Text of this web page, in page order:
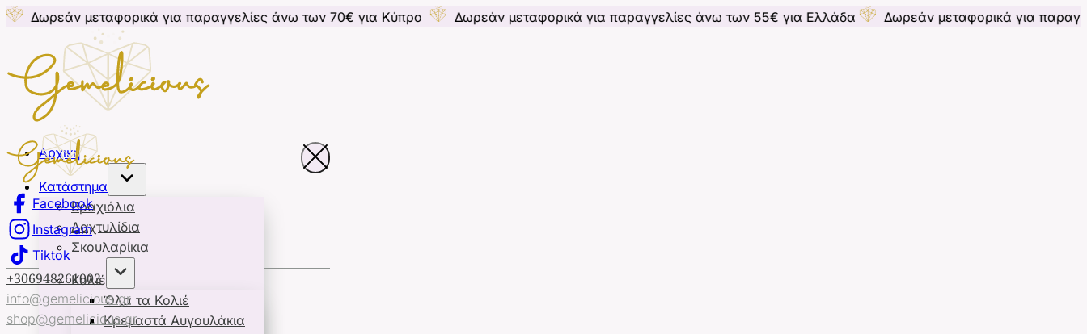
για παραγγελίες άνω των 70€ για Κύπρο Δωρεάν μεταφορικά για παραγγελίες άνω των 55€ για Ελλάδα Δωρεάν μεταφορικά για παραγγελίες
Αρχική
Κατάστημα
Βραχιόλια
Δαχτυλίδια
Σκουλαρίκια
Κολιέ
Όλα τα Κολιέ
Κρεμαστά Αυγουλάκια
Facebook
Instagram
Tiktok
+306948261002
info@gemelicious.gr
shop@gemelicious.gr